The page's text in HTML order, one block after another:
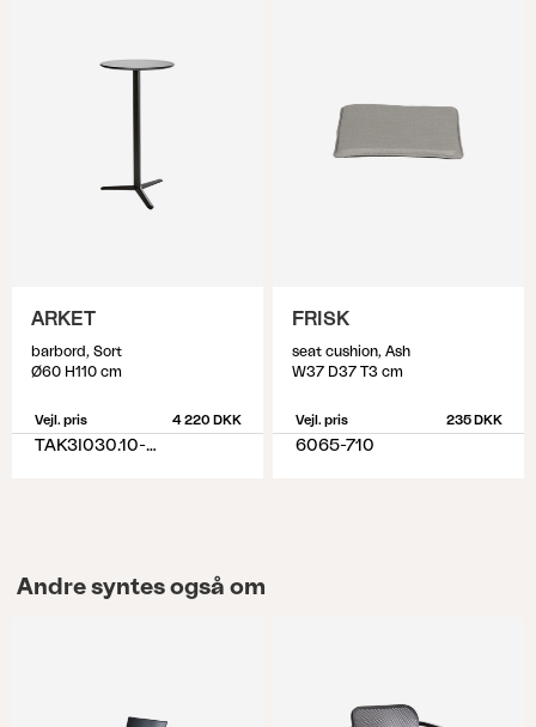
ARKET
barbord, Sort
Ø60 H110 cm
Vejl. pris 4 220 DKK
TAK3I030.10-10-H110
FRISK
seat cushion, Ash
W37 D37 T3 cm
Vejl. pris 235 DKK
6065-710
Andre syntes også om